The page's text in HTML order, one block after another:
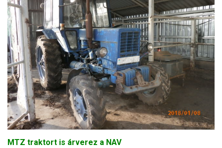
MTZ traktort is árverez a NAV